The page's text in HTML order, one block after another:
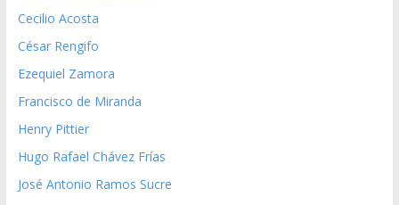
Cecilio Acosta
César Rengifo
Ezequiel Zamora
Francisco de Miranda
Henry Pittier
Hugo Rafael Chávez Frías
José Antonio Ramos Sucre